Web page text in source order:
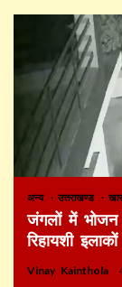
अन्य उत्तराखण्ड
जंगलों में भोजन
रिहायशी
Vinay Kainthola